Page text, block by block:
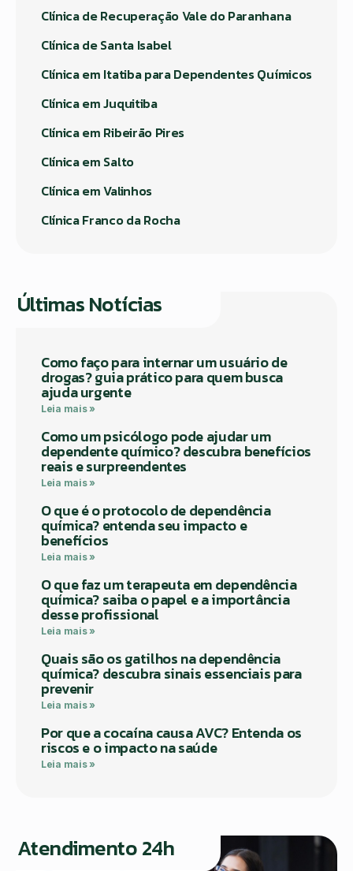
Clínica de Recuperação Vale do Paranhana
Clínica de Santa Isabel
Clínica em Itatiba para Dependentes Químicos
Clínica em Juquitiba
Clínica em Ribeirão Pires
Clínica em Salto
Clínica em Valinhos
Clínica Franco da Rocha
Últimas Notícias
Como faço para internar um usuário de
drogas? guia prático para quem busca
ajuda urgente
Leia mais »
Como um psicólogo pode ajudar um
dependente químico? descubra benefícios
reais e surpreendentes
Leia mais »
O que é o protocolo de dependência
química? entenda seu impacto e
benefícios
Leia mais »
O que faz um terapeuta em dependência
química? saiba o papel e a importância
desse profissional
Leia mais »
Quais são os gatilhos na dependência
química? descubra sinais essenciais para
prevenir
Leia mais »
Por que a cocaína causa AVC? Entenda os
riscos e o impacto na saúde
Leia mais »
Atendimento 24h